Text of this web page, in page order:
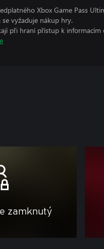
Xbox Game Pass
se vyžaduje nákup hry.
při hraní přístup k informacím
zamknutý